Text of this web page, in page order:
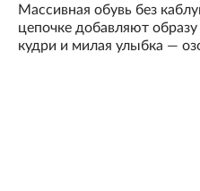
Массивная обувь без
цепочке добавляют
кудри и милая улыбка —